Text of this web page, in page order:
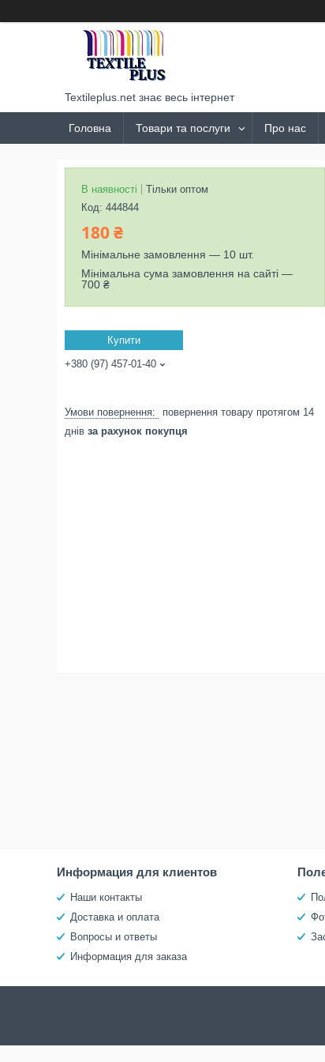
Textileplus.net знає весь інтернет
Головна Товари та послуги Про нас
В наявності
Тільки оптом
Код: 444844
180 ₴
Мінімальне замовлення — 10 шт.
Мінімальна сума замовлення на сайті —
700 ₴
Купити
+380 (97) 457-01-40
повернення товару протягом 14
днів за рахунок покупця
Информация для клиентов
Наши контакты
Доставка и оплата
Вопросы и ответы
Информация для заказа